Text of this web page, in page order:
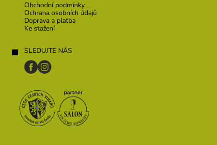
Obchodní podmínky
Ochrana osobních údajů
Doprava a platba
Ke stažení
SLEDUJTE NÁS